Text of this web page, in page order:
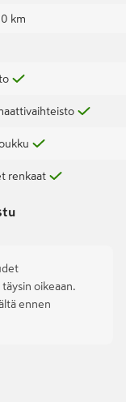
km
renkaat
oikeaan.
ennen